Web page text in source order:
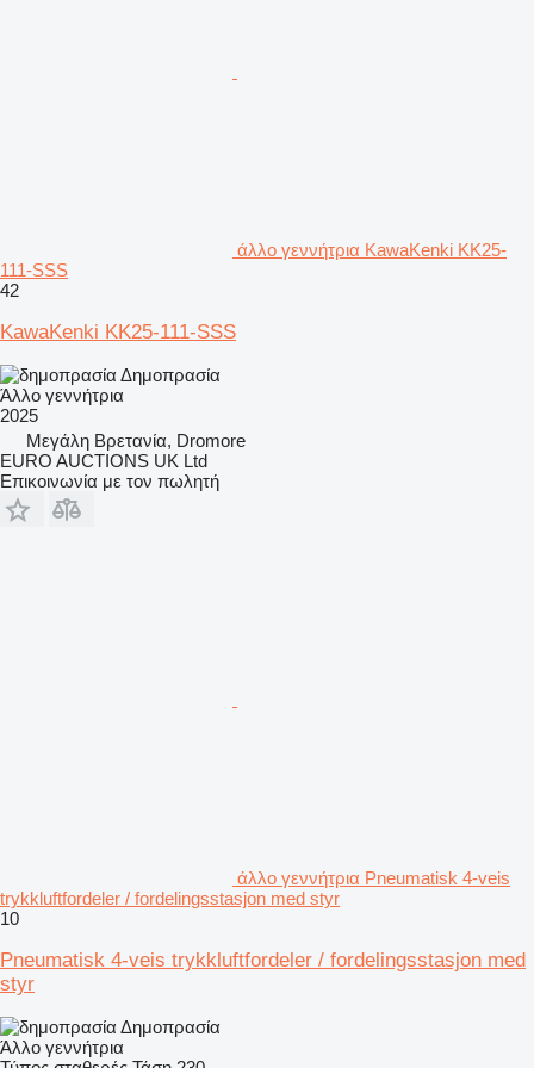
άλλο γεννήτρια KawaKenki KK25-
111-SSS
42
KawaKenki KK25-111-SSS
Δημοπρασία
Άλλο γεννήτρια
2025
Μεγάλη Βρετανία, Dromore
EURO AUCTIONS UK Ltd
Επικοινωνία με τον πωλητή
άλλο γεννήτρια Pneumatisk 4-veis
trykkluftfordeler / fordelingsstasjon med styr
10
Pneumatisk 4-veis trykkluftfordeler / fordelingsstasjon med
styr
Δημοπρασία
Άλλο γεννήτρια